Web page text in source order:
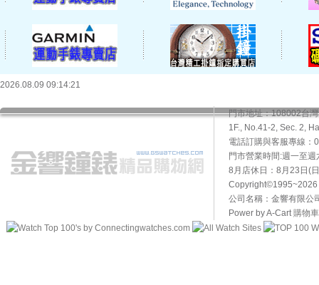
2026.08.09 09:14:21
門市地址：108002台
1F., No.41-2, Sec. 2,
電話訂購與客服專線
門市營業時間:週一至
8月店休日：8月23日(
Copyright©1995~2026
公司名稱：金響有限公
Power by A-Cart購物車